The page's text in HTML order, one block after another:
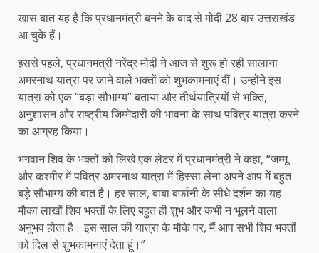
खास बात यह है कि प्रधानमंत्री बनने के बाद से मोदी 28 बार उत्तराखंड
आ चुके हैं।
इससे पहले, प्रधानमंत्री नरेंद्र मोदी ने आज से शुरू हो रही सालाना
अमरनाथ यात्रा पर जाने वाले भक्तों को शुभकामनाएं दीं। उन्होंने इस
यात्रा को एक “बड़ा सौभाग्य” बताया और तीर्थयात्रियों से भक्ति,
अनुशासन और राष्ट्रीय जिम्मेदारी की भावना के साथ पवित्र यात्रा करने
का आग्रह किया।
भगवान शिव के भक्तों को लिखे एक लेटर में प्रधानमंत्री ने कहा, “जम्मू
और कश्मीर में पवित्र अमरनाथ यात्रा में हिस्सा लेना अपने आप में बहुत
बड़े सौभाग्य की बात है। हर साल, बाबा बर्फानी के सीधे दर्शन का यह
मौका लाखों शिव भक्तों के लिए बहुत ही शुभ और कभी न भूलने वाला
अनुभव होता है। इस साल की यात्रा के मौके पर, मैं आप सभी शिव भक्तों
को दिल से शुभकामनाएं देता हूं।”